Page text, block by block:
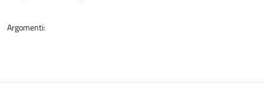
Argomenti: